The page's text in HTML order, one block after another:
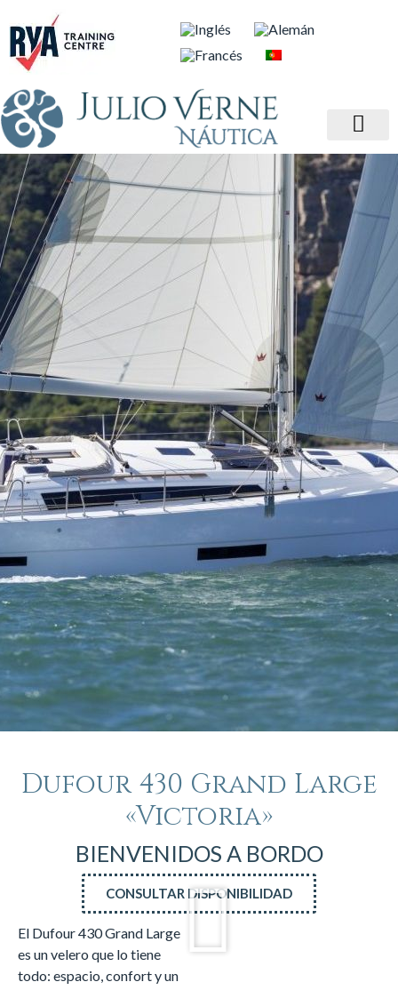
Dufour 430 Grand Large
«Victoria»
BIENVENIDOS A BORDO
CONSULTAR DISPONIBILIDAD
El Dufour 430 Grand Large
es un velero que lo tiene
todo: espacio, confort y un